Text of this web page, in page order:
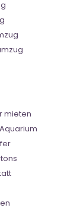
mieten